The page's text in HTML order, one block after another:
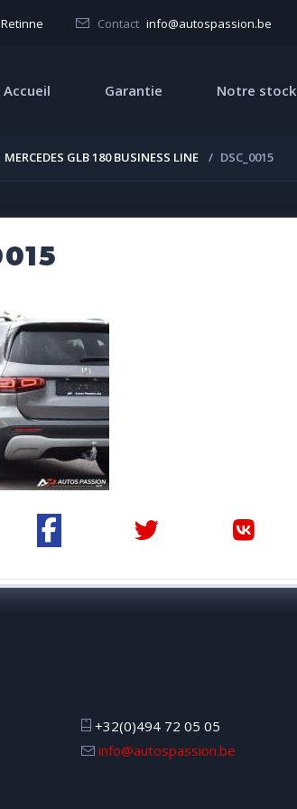
Contact info@autospassion.be
Accueil Garantie Notre stock
MERCEDES GLB 180 BUSINESS LINE DSC_0015
+32(0)494 72 05 05
info@autospassion.be